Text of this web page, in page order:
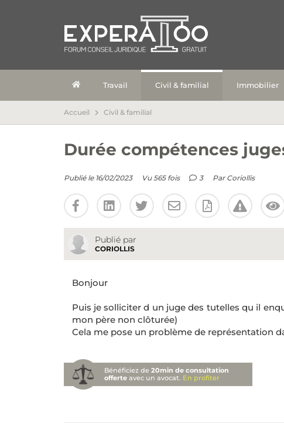
Travail Civil & familial Immobilier
Accueil Civil & familial
Durée compétences
Publié le 16/02/2023 Vu 565 fois 3 Par Coriollis
Publié par
CORIOLLIS
Bonjour
Puis je solliciter d un juge des tutelles qu il
mon père non clôturée)
Cela me pose un problème de représentation
Bénéficiez de20min de consultation
offerte avec un avocat. En profiter